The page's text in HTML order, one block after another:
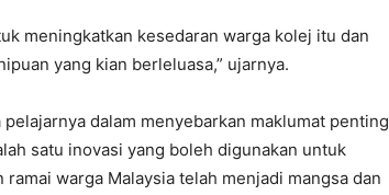
meningkatkan kesedaran warga kolej itu dan
yang kian berleluasa,” ujarnya.
dalam menyebarkan maklumat penting
satu inovasi yang boleh digunakan untuk
warga Malaysia telah menjadi mangsa dan